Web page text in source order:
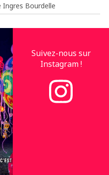
Bourdelle
Suivez-nous sur
Instagram !